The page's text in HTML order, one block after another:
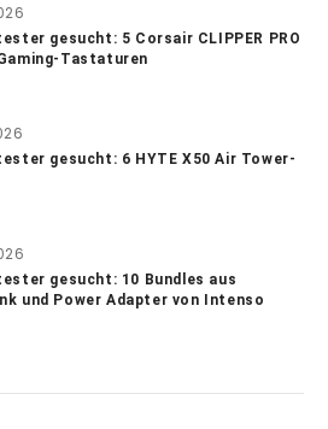
gesucht: 5 Corsair CLIPPER PRO
Tastaturen
gesucht: 6 HYTE X50 Air Tower-
gesucht: 10 Bundles aus
und Power Adapter von Intenso